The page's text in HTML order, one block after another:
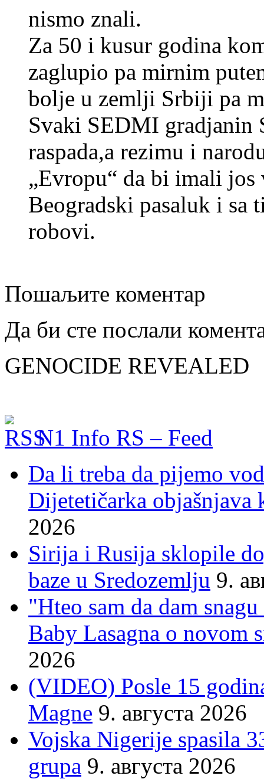
nismo znali.
Za 50 i kusur godina
zaglupio pa mirnim
bolje u zemlji Srbiji pa
Svaki SEDMI gradjanin
raspada,a rezimu i
„Evropu“ da bi imali
Beogradski pasaluk i sa
robovi.
Пошаљите коментар
Да би сте послали
GENOCIDE REVEALED
N1 Info RS – Feed
Da li treba da pijemo
Dijetetičarka
2026
Sirija i Rusija sklopile
baze u Sredozemlju 9.
"Hteo sam da dam
Baby Lasagna o novom
2026
(VIDEO) Posle 15
Magne 9. августа 2026
Vojska Nigerije spasila
grupa 9. августа 2026